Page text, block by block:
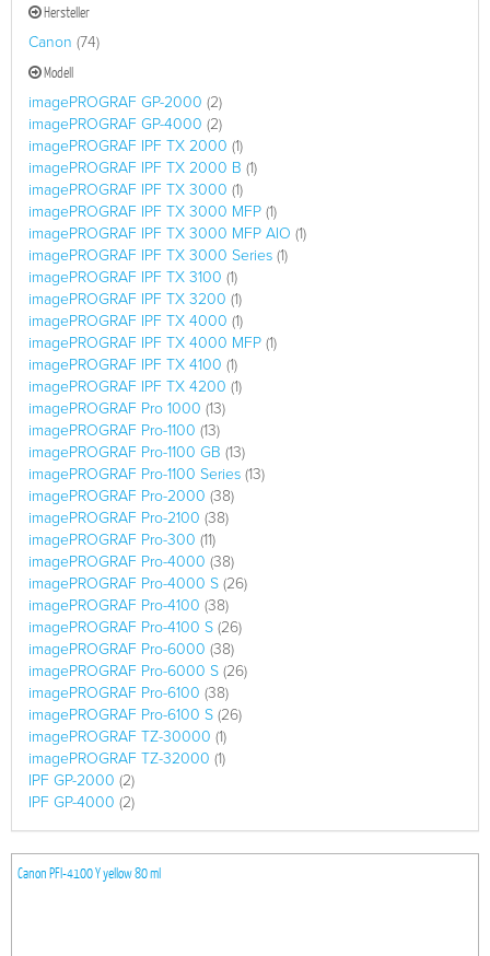
Hersteller
Canon (74)
Modell
imagePROGRAF GP-2000 (2)
imagePROGRAF GP-4000 (2)
imagePROGRAF IPF TX 2000 (1)
imagePROGRAF IPF TX 2000 B (1)
imagePROGRAF IPF TX 3000 (1)
imagePROGRAF IPF TX 3000 MFP (1)
imagePROGRAF IPF TX 3000 MFP AIO (1)
imagePROGRAF IPF TX 3000 Series (1)
imagePROGRAF IPF TX 3100 (1)
imagePROGRAF IPF TX 3200 (1)
imagePROGRAF IPF TX 4000 (1)
imagePROGRAF IPF TX 4000 MFP (1)
imagePROGRAF IPF TX 4100 (1)
imagePROGRAF IPF TX 4200 (1)
imagePROGRAF Pro 1000 (13)
imagePROGRAF Pro-1100 (13)
imagePROGRAF Pro-1100 GB (13)
imagePROGRAF Pro-1100 Series (13)
imagePROGRAF Pro-2000 (38)
imagePROGRAF Pro-2100 (38)
imagePROGRAF Pro-300 (11)
imagePROGRAF Pro-4000 (38)
imagePROGRAF Pro-4000 S (26)
imagePROGRAF Pro-4100 (38)
imagePROGRAF Pro-4100 S (26)
imagePROGRAF Pro-6000 (38)
imagePROGRAF Pro-6000 S (26)
imagePROGRAF Pro-6100 (38)
imagePROGRAF Pro-6100 S (26)
imagePROGRAF TZ-30000 (1)
imagePROGRAF TZ-32000 (1)
IPF GP-2000 (2)
IPF GP-4000 (2)
Canon PFI-4100 Y yellow 80 ml